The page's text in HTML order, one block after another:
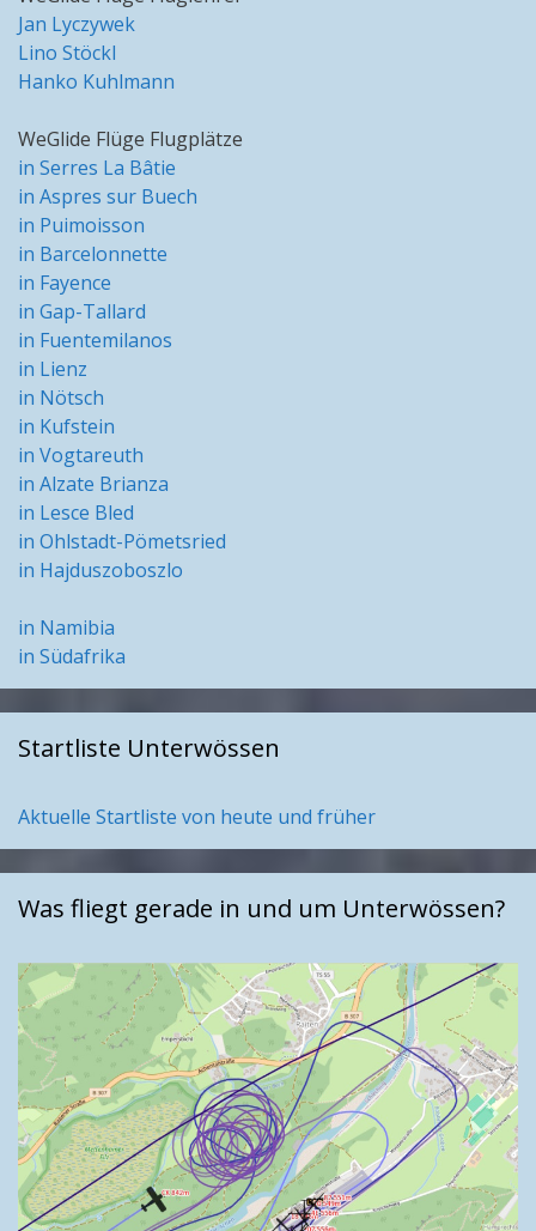
Jan Lyczywek
Lino Stöckl
Hanko Kuhlmann
WeGlide Flüge Flugplätze
in Serres La Bâtie
in Aspres sur Buech
in Puimoisson
in Barcelonnette
in Fayence
in Gap-Tallard
in Fuentemilanos
in Lienz
in Nötsch
in Kufstein
in Vogtareuth
in Alzate Brianza
in Lesce Bled
in Ohlstadt-Pömetsried
in Hajduszoboszlo
in Namibia
in Südafrika
Startliste Unterwössen
Aktuelle Startliste von heute und früher
Was fliegt gerade in und um Unterwössen?